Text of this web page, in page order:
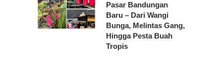
Pasar Bandungan
Baru – Dari Wangi
Bunga, Melintas Gang,
Hingga Pesta Buah
Tropis